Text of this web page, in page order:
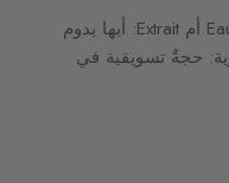
المحتوياتEau de Toilette أم Eau de Parfum أم Extrait: أيها يدوم
حجةٌ تسويقية في